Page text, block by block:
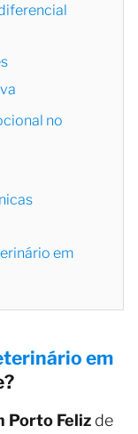
no
em
em
Porto Feliz de